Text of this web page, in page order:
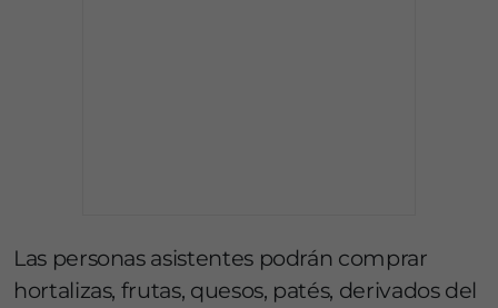
Las personas asistentes podrán comprar
hortalizas, frutas, quesos, patés, derivados del